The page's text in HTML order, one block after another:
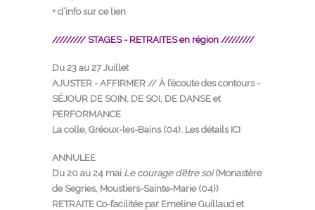
+ d’info sur ce lien
///////// STAGES - RETRAITES en région /////////
Du 23 au 27 Juillet
AJUSTER - AFFIRMER // À l’écoute des contours -
SÉJOUR DE SOIN, DE SOI, DE DANSE et
PERFORMANCE
La colle, Gréoux-les-Bains (04). Les détails ICI
ANNULEE
Du 20 au 24 mai Le courage d’être soi (Monastère
de Segries, Moustiers-Sainte-Marie (04))
RETRAITE Co-facilitée par Emeline Guillaud et